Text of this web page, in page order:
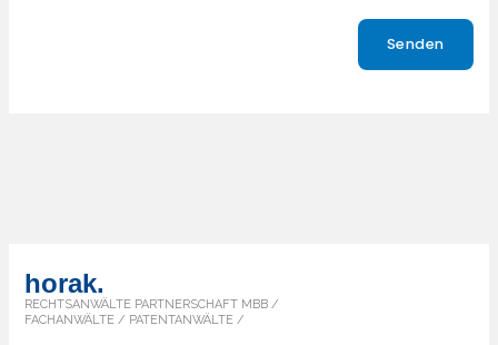
horak.
RECHTSANWÄLTE PARTNERSCHAFT MBB /
FACHANWÄLTE / PATENTANWÄLTE /